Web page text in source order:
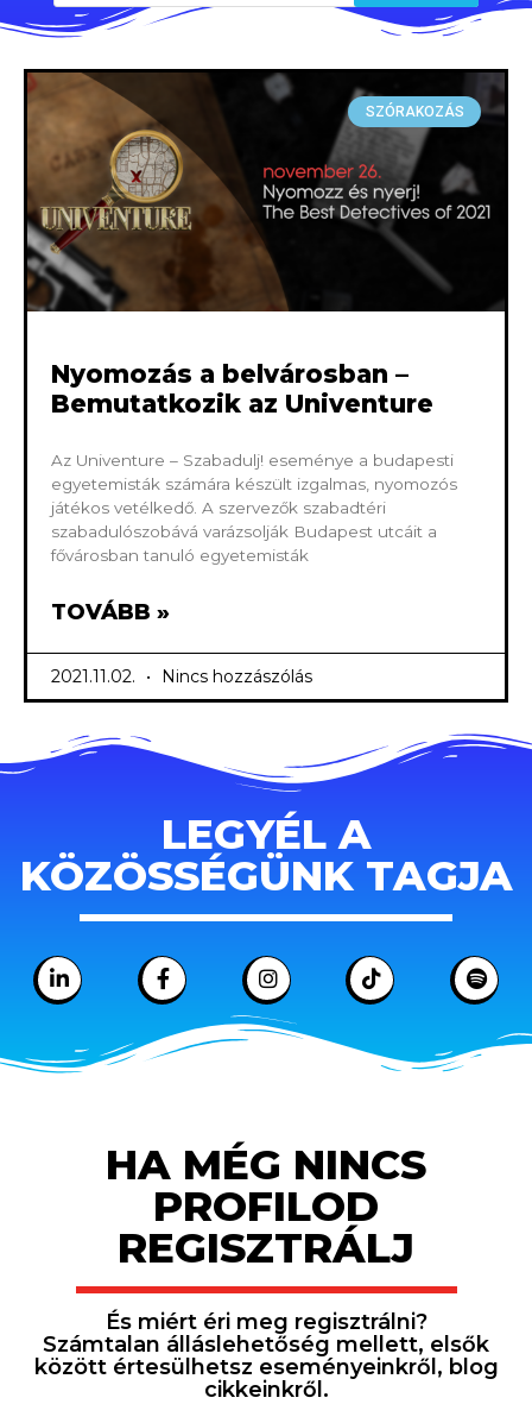
SZÓRAKOZÁS
Nyomozás a belvárosban –
Bemutatkozik az Univenture
Az Univenture – Szabadulj! eseménye a budapesti
egyetemisták számára készült izgalmas, nyomozós
játékos vetélkedő. A szervezők szabadtéri
szabadulószobává varázsolják Budapest utcáit a
fővárosban tanuló egyetemisták
TOVÁBB »
2021.11.02. Nincs hozzászólás
LEGYÉL A
KÖZÖSSÉGÜNK TAGJA
HA MÉG NINCS
PROFILOD
REGISZTRÁLJ
És miért éri meg regisztrálni?
Számtalan álláslehetőség mellett, elsők
között értesülhetsz eseményeinkről, blog
cikkeinkről.